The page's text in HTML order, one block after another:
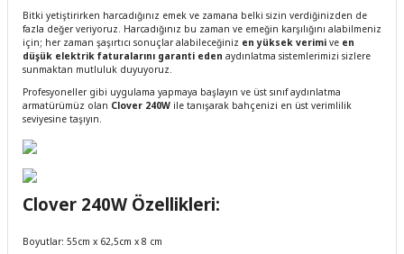
Bitki yetiştirirken harcadığınız emek ve zamana belki sizin verdiğinizden de
fazla değer veriyoruz. Harcadığınız bu zaman ve emeğin karşılığını alabilmeniz
için; her zaman şaşırtıcı sonuçlar alabileceğiniz en yüksek verimi ve en
düşük elektrik faturalarını garanti eden aydınlatma sistemlerimizi sizlere
sunmaktan mutluluk duyuyoruz.
Profesyoneller gibi uygulama yapmaya başlayın ve üst sınıf aydınlatma
armatürümüz olan Clover 240W ile tanışarak bahçenizi en üst verimlilik
seviyesine taşıyın.
Clover 240W Özellikleri:
Boyutlar: 55cm x 62,5cm x 8 cm